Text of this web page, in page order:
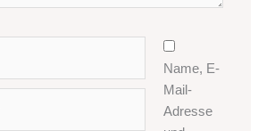
Name, E-
Mail-
Adresse